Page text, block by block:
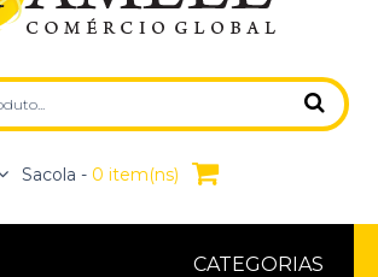
Sacola - 0 item(ns)
CATEGORIAS